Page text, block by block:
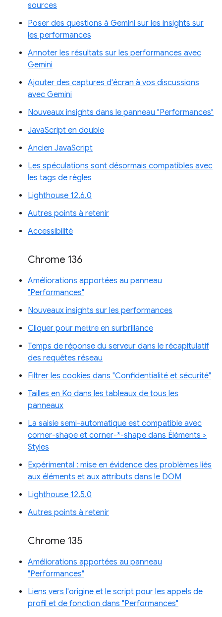
sources
Poser des questions à Gemini sur les insights sur
les performances
Annoter les résultats sur les performances avec
Gemini
Ajouter des captures d'écran à vos discussions
avec Gemini
Nouveaux insights dans le panneau "Performances"
JavaScript en double
Ancien JavaScript
Les spéculations sont désormais compatibles avec
les tags de règles
Lighthouse 12.6.0
Autres points à retenir
Accessibilité
Chrome 136
Améliorations apportées au panneau
"Performances"
Nouveaux insights sur les performances
Cliquer pour mettre en surbrillance
Temps de réponse du serveur dans le récapitulatif
des requêtes réseau
Filtrer les cookies dans "Confidentialité et sécurité"
Tailles en Ko dans les tableaux de tous les
panneaux
La saisie semi-automatique est compatible avec
corner-shape et corner-*-shape dans Éléments >
Styles
Expérimental : mise en évidence des problèmes liés
aux éléments et aux attributs dans le DOM
Lighthouse 12.5.0
Autres points à retenir
Chrome 135
Améliorations apportées au panneau
"Performances"
Liens vers l'origine et le script pour les appels de
profil et de fonction dans "Performances"